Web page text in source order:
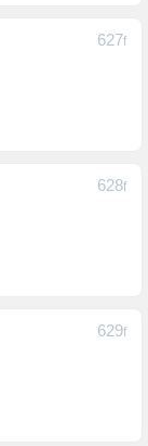
627F
628F
629F